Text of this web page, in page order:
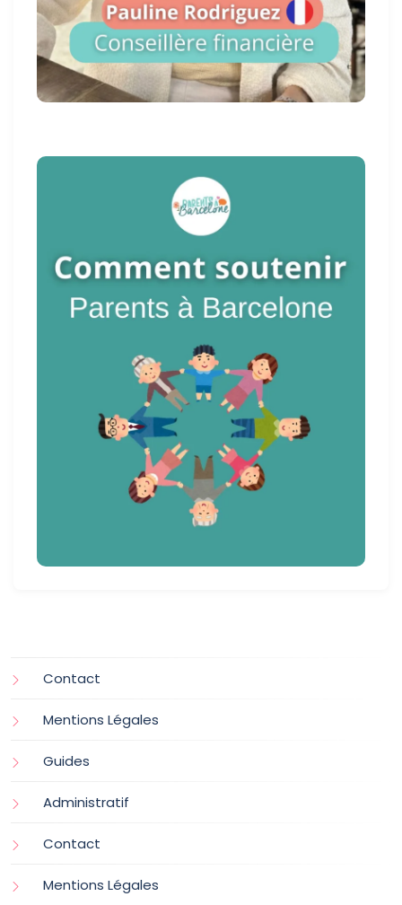
Contact
Mentions Légales
Guides
Administratif
Contact
Mentions Légales